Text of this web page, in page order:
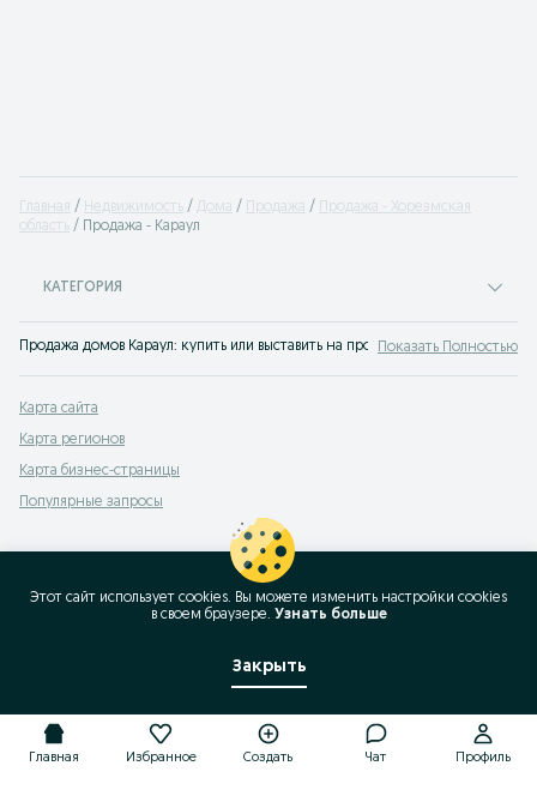
Главная Недвижимость Дома Продажа
Продажа - Хорезмская
область
Продажа - Караул
КАТЕГОРИЯ
Продажа домов Караул: купить или выставить на продажу частный дом
Показать Полностью
Карта сайта
Карта регионов
Карта бизнес-страницы
Популярные запросы
Главная Избранное Создать Чат Профиль
Этот сайт использует cookies. Вы можете изменить настройки cookies
в своeм браузере. Узнать больше
Закрыть